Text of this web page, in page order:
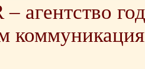
агентство